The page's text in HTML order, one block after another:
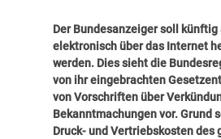
Der Bundesanzeiger soll
elektronisch über das Internet
werden. Dies sieht die
von ihr eingebrachten
von Vorschriften über
Bekanntmachungen vor. Grund
Druck- und Vertriebskosten des